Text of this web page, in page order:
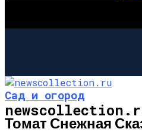
Сад и огород
Томат Снежная